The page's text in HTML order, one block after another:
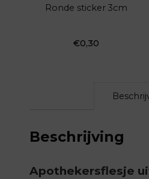
Ronde sticker 3cm
€0,30
Beschrijving
Apothekersflesje